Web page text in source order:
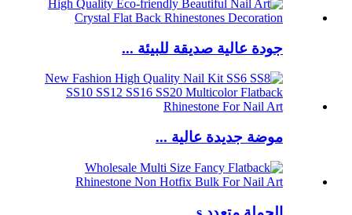
جودة عالية صديقة للبيئة ...
موضة جديدة عالية ...